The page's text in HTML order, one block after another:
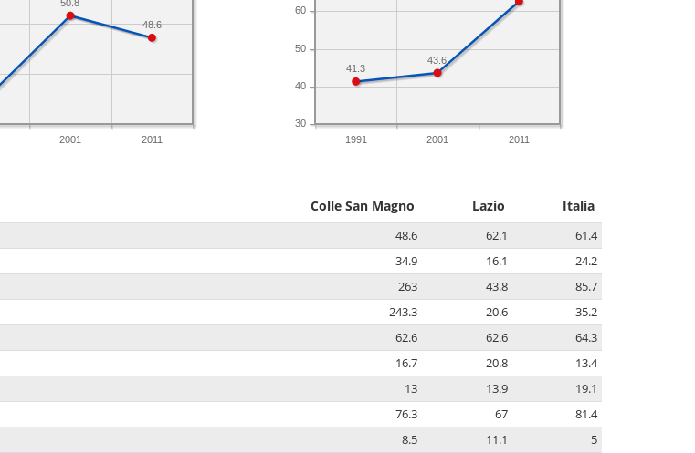
2001 2011
48.6
50.8
1991 2001 2011
30
40
50
60
43.6
41.3
Colle San Magno Lazio Italia
48.6 62.1
61.4
34.9 16.1
24.2
263 43.8
85.7
243.3 20.6
35.2
62.6 62.6
64.3
16.7 20.8
13.4
13 13.9
19.1
76.3 67
81.4
8.5 11.1 5